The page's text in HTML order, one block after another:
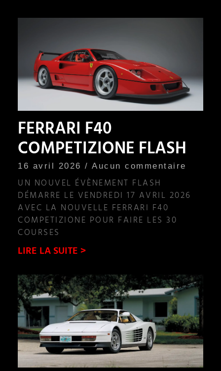
FERRARI F40
COMPETIZIONE FLASH
16 avril 2026 Aucun commentaire
UN NOUVEL ÉVÈNEMENT FLASH
DÉMARRE LE VENDREDI 17 AVRIL 2026
AVEC LA NOUVELLE FERRARI F40
COMPETIZIONE POUR FAIRE LES 30
COURSES
LIRE LA SUITE >